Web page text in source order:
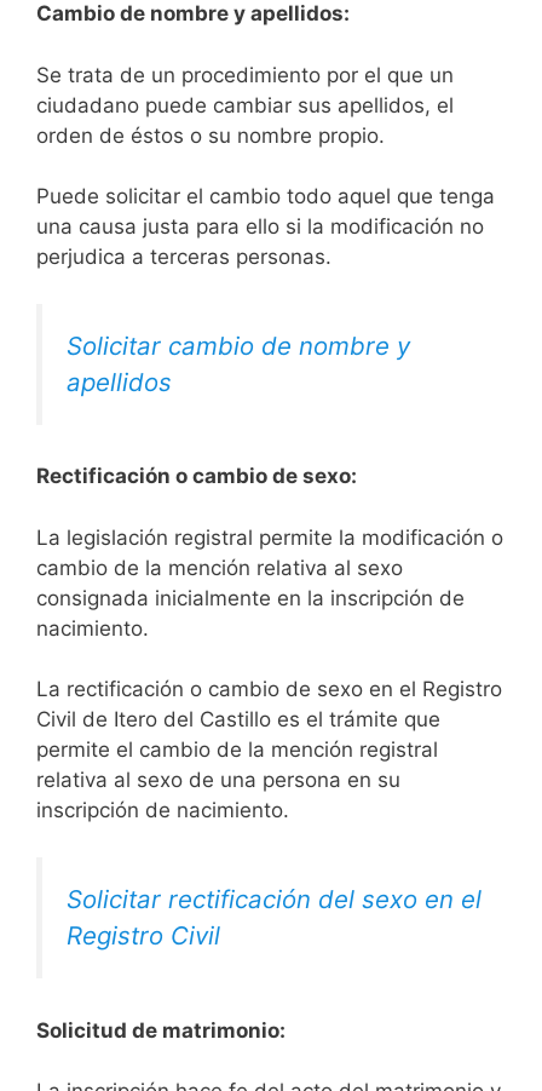
Cambio de nombre y apellidos:
Se trata de un procedimiento por el que un
ciudadano puede cambiar sus apellidos, el
orden de éstos o su nombre propio.
Puede solicitar el cambio todo aquel que tenga
una causa justa para ello si la modificación no
perjudica a terceras personas.
Solicitar cambio de nombre y
apellidos
Rectificación o cambio de sexo:
La legislación registral permite la modificación o
cambio de la mención relativa al sexo
consignada inicialmente en la inscripción de
nacimiento.
La rectificación o cambio de sexo en el Registro
Civil de Itero del Castillo es el trámite que
permite el cambio de la mención registral
relativa al sexo de una persona en su
inscripción de nacimiento.
Solicitar rectificación del sexo en el
Registro Civil
Solicitud de matrimonio: